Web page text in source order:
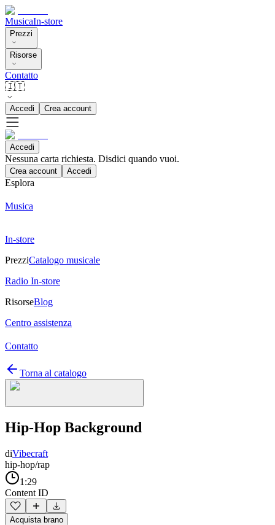
MusicaIn-store
Prezzi
Risorse
Contatto
🇮🇹
Accedi Crea account
Accedi
Nessuna carta richiesta. Disdici quando vuoi.
Crea account Accedi
Esplora
Musica
In-store
PrezziCatalogo musicale
Radio In-store
RisorseBlog
Centro assistenza
Contatto
Torna al catalogo
Hip-Hop Background
diVibecraft
hip-hop/rap
1:29
Content ID
Acquista brano